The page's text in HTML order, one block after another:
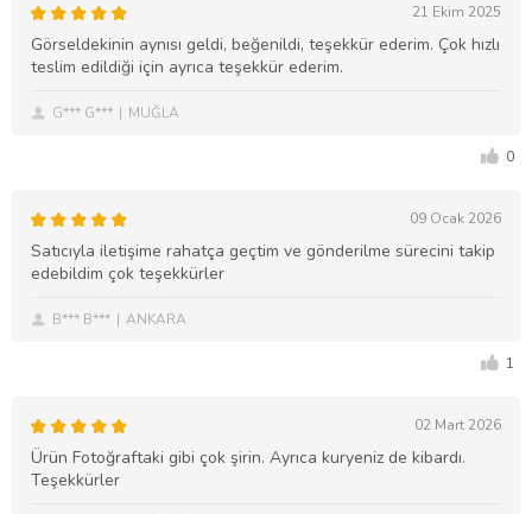
21 Ekim 2025
Görseldekinin aynısı geldi, beğenildi, teşekkür ederim. Çok hızlı
teslim edildiği için ayrıca teşekkür ederim.
G*** G*** MUĞLA
0
09 Ocak 2026
Satıcıyla iletişime rahatça geçtim ve gönderilme sürecini takip
edebildim çok teşekkürler
B*** B*** ANKARA
1
02 Mart 2026
Ürün Fotoğraftaki gibi çok şirin. Ayrıca kuryeniz de kibardı.
Teşekkürler